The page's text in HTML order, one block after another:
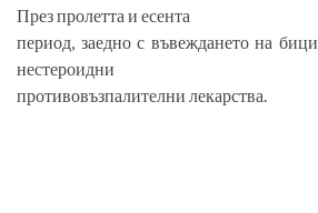
През пролетта и есента
период, заедно с въвеждането на
нестероидни
противовъзпалителни лекарства.